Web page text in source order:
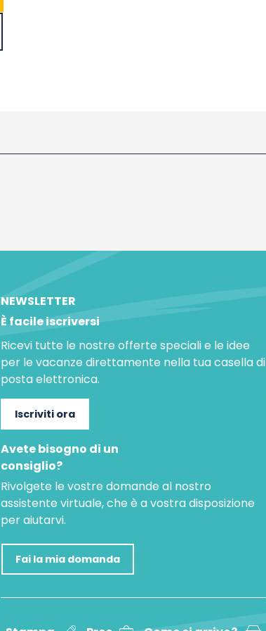
NEWSLETTER
È facile iscriversi
Ricevi tutte le nostre offerte speciali e le idee
per le vacanze direttamente nella tua casella di
posta elettronica.
Iscriviti ora
Avete bisogno di un
consiglio?
Rivolgete le vostre domande al nostro
assistente virtuale, che è a vostra disposizione
per aiutarvi.
Fai la mia domanda